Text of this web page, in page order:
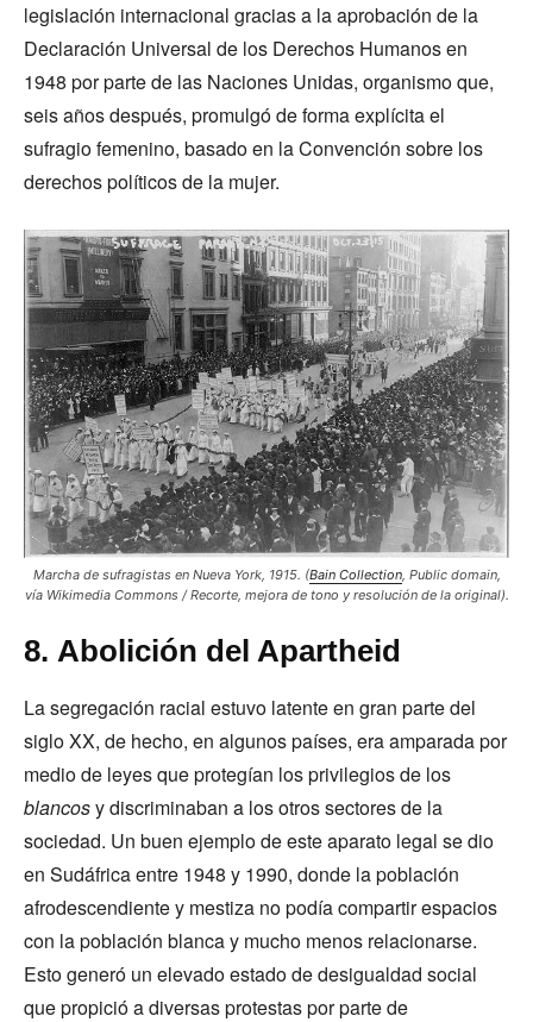
legislación internacional gracias a la aprobación de la
Declaración Universal de los Derechos Humanos en
1948 por parte de las Naciones Unidas, organismo que,
seis años después, promulgó de forma explícita el
sufragio femenino, basado en la Convención sobre los
derechos políticos de la mujer.
Marcha de sufragistas en Nueva York, 1915. (Bain Collection, Public domain,
vía Wikimedia Commons / Recorte, mejora de tono y resolución de la original).
8. Abolición del Apartheid
La segregación racial estuvo latente en gran parte del
siglo XX, de hecho, en algunos países, era amparada por
medio de leyes que protegían los privilegios de los
blancosy discriminaban a los otros sectores de la
sociedad. Un buen ejemplo de este aparato legal se dio
en Sudáfrica entre 1948 y 1990, donde la población
afrodescendiente y mestiza no podía compartir espacios
con la población blanca y mucho menos relacionarse.
Esto generó un elevado estado de desigualdad social
que propició a diversas protestas por parte de